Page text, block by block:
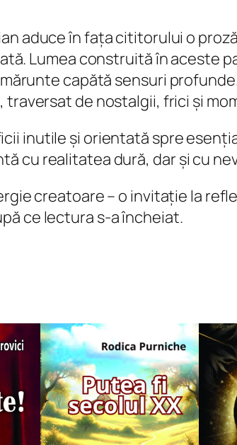
aduce în fața cititorului o
Lumea construită în aceste
capătă sensuri
de nostalgii, frici și
inutile și orientată spre
cu realitatea dură, dar și cu
creatoare – o invitație la
ce lectura s-a încheiat.